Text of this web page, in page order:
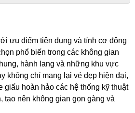
ưu điểm tiện dụng và tính cơ động
phổ biến trong các không gian
hành lang và những khu vực
không chỉ mang lại vẻ đẹp hiện đại,
giấu hoàn hảo các hệ thống kỹ thuật
tạo nên không gian gọn gàng và